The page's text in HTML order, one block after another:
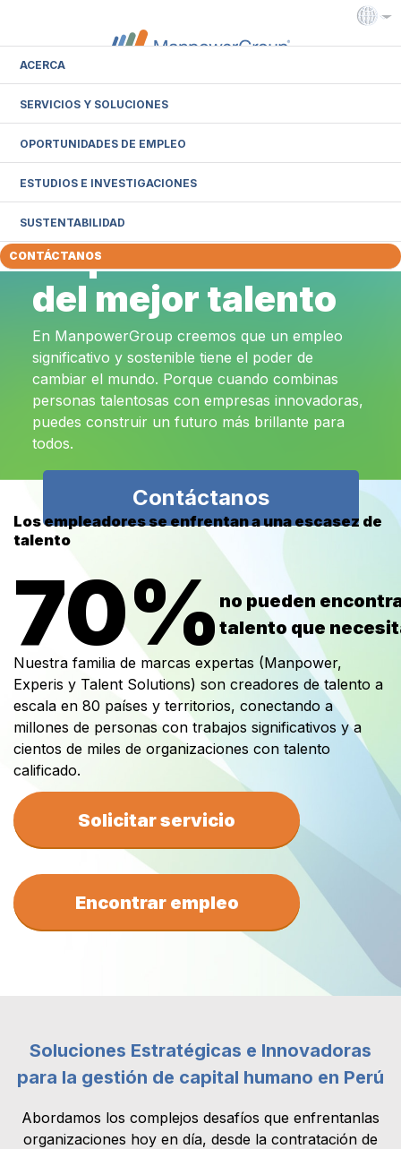
Intranet Extranet
ACERCA
SERVICIOS Y SOLUCIONES
OPORTUNIDADES DE EMPLEO
ESTUDIOS E INVESTIGACIONES
SUSTENTABILIDAD
CONTÁCTANOS
Soluciones de
negocio para
empresas a través
del mejor talento
En ManpowerGroup creemos que un empleo
significativo y sostenible tiene el poder de
cambiar el mundo. Porque cuando combinas
personas talentosas con empresas innovadoras,
puedes construir un futuro más brillante para
todos.
Contáctanos
Los empleadores se enfrentan a una escasez de
talento
70%no pueden
talento que
Nuestra familia de marcas expertas (Manpower,
Experis y Talent Solutions) son creadores de talento a
escala en 80 países y territorios, conectando a
millones de personas con trabajos significativos y a
cientos de miles de organizaciones con talento
calificado.
Solicitar servicio
Encontrar empleo
Soluciones Estratégicas e Innovadoras
para la gestión de capital humano en Perú
Abordamos los complejos desafíos que enfrentanlas
organizaciones hoy en día, desde la contratación de